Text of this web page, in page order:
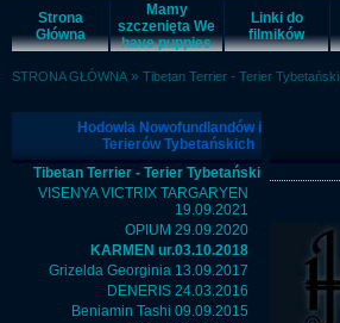
Strona
Główna
Mamy
szczenięta We
have puppies
Linki do
filmików
STRONA GŁÓWNA » Tibetan Terrier - Terier Tybetański
Hodowla Nowofundlandów i
Terierów Tybetańskich
Tibetan Terrier - Terier Tybetański
VISENYA VICTRIX TARGARYEN
19.09.2021
OPIUM 29.09.2020
KARMEN ur.03.10.2018
Grizelda Georginia 13.09.2017
DENERIS 24.03.2016
Beniamin Tashi 09.09.2015